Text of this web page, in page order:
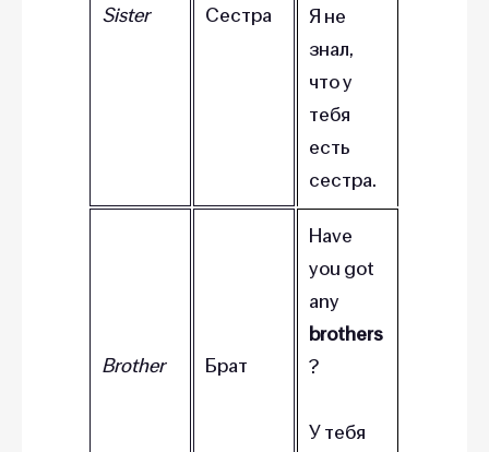
Sister Сестра
Я не
знал,
что у
тебя
есть
сестра.
Brother Брат
Have
you got
any
brothers
?
У тебя